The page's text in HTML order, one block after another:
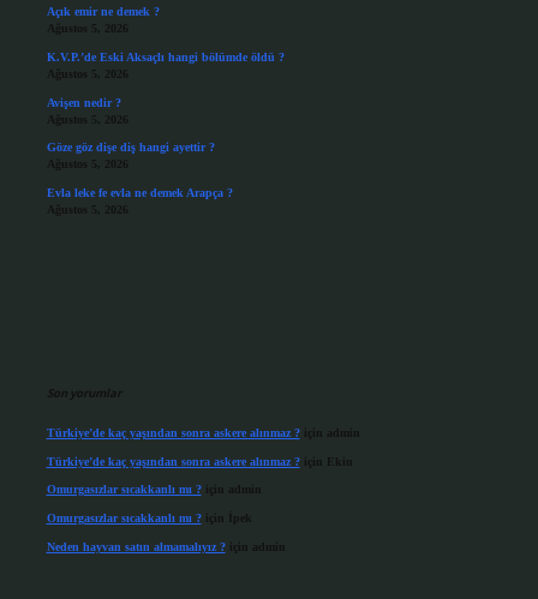
Açık emir ne demek ?
Ağustos 5, 2026
K.V.P.’de Eski Aksaçlı hangi bölümde öldü ?
Ağustos 5, 2026
Avişen nedir ?
Ağustos 5, 2026
Göze göz dişe diş hangi ayettir ?
Ağustos 5, 2026
Evla leke fe evla ne demek Arapça ?
Ağustos 5, 2026
Son yorumlar
Türkiye’de kaç yaşından sonra askere alınmaz ?için admin
Türkiye’de kaç yaşından sonra askere alınmaz ?için Ekin
Omurgasızlar sıcakkanlı mı ?için admin
Omurgasızlar sıcakkanlı mı ?için İpek
Neden hayvan satın almamalıyız ?için admin